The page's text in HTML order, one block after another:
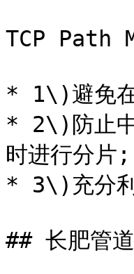
TCP Path
* 1\)避免在
* 2\)防止中
时进行分片;
* 3\)充分利
## 长肥管道